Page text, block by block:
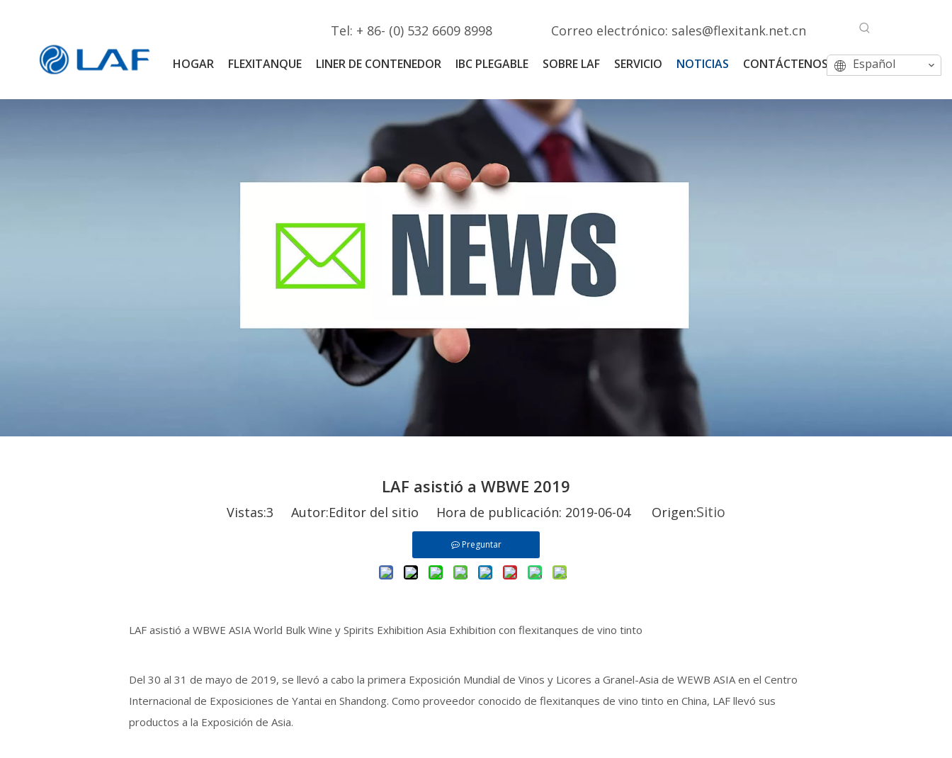
Tel: + 86- (0) 532 6609 8998 Correo electrónico: sales@flexitank.net.cn
HOGAR FLEXITANQUE LINER DE CONTENEDOR IBC PLEGABLE SOBRE LAF SERVICIO NOTICIAS CONTÁCTENOS Español
LAF asistió a WBWE 2019
Vistas:3 Autor:Editor del sitio Hora de publicación: 2019-06-04 Origen:Sitio
Preguntar
LAF asistió a WBWE ASIA World Bulk Wine y Spirits Exhibition Asia Exhibition con flexitanques de vino tinto
Del 30 al 31 de mayo de 2019, se llevó a cabo la primera Exposición Mundial de Vinos y Licores a Granel-Asia de WEWB ASIA en el Centro
Internacional de Exposiciones de Yantai en Shandong. Como proveedor conocido de flexitanques de vino tinto en China, LAF llevó sus
productos a la Exposición de Asia.